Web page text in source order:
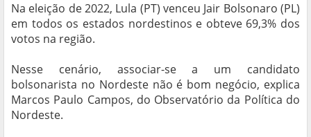
Na eleição de 2022, Lula (PT) venceu Jair Bolsonaro (PL)
em todos os estados nordestinos e obteve 69,3% dos
votos na região.
Nesse cenário, associar-se a um candidato
bolsonarista no Nordeste não é bom negócio, explica
Marcos Paulo Campos, do Observatório da Política do
Nordeste.